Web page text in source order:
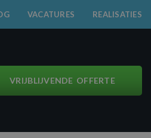
VACATURES REALISATIES
VRIJBLIJVENDE OFFERTE